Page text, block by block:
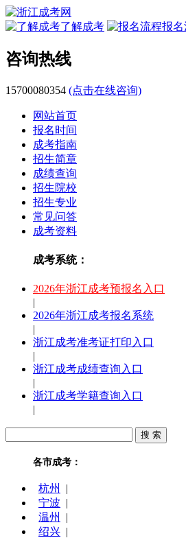
了解成考 报名
咨询热线
15700080354 (点击在线咨询)
网站首页
报名时间
成考指南
招生简章
成绩查询
招生院校
招生专业
常见问答
成考资料
成考系统：
2026年浙江成考预报名入口
|
2026年浙江成考报名系统
|
浙江成考准考证打印入口
|
浙江成考成绩查询入口
|
浙江成考学籍查询入口
|
各市成考：
杭州
|
宁波 |
温州
|
绍兴 |